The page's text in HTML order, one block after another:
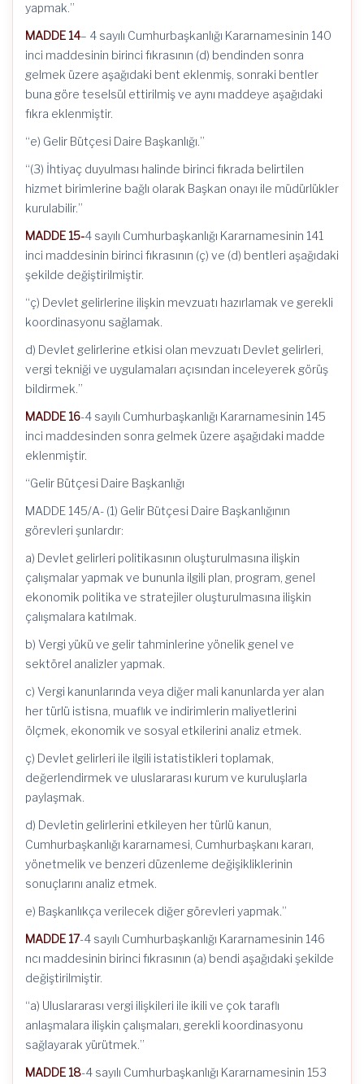
yapmak.”
MADDE 14– 4 sayılı Cumhurbaşkanlığı Kararnamesinin 140
inci maddesinin birinci fıkrasının (d) bendinden sonra
gelmek üzere aşağıdaki bent eklenmiş, sonraki bentler
buna göre teselsül ettirilmiş ve aynı maddeye aşağıdaki
fıkra eklenmiştir.
“e) Gelir Bütçesi Daire Başkanlığı.”
“(3) İhtiyaç duyulması halinde birinci fıkrada belirtilen
hizmet birimlerine bağlı olarak Başkan onayı ile müdürlükler
kurulabilir.”
MADDE 15-4 sayılı Cumhurbaşkanlığı Kararnamesinin 141
inci maddesinin birinci fıkrasının (ç) ve (d) bentleri aşağıdaki
şekilde değiştirilmiştir.
“ç) Devlet gelirlerine ilişkin mevzuatı hazırlamak ve gerekli
koordinasyonu sağlamak.
d) Devlet gelirlerine etkisi olan mevzuatı Devlet gelirleri,
vergi tekniği ve uygulamaları açısından inceleyerek görüş
bildirmek.”
MADDE 16-4 sayılı Cumhurbaşkanlığı Kararnamesinin 145
inci maddesinden sonra gelmek üzere aşağıdaki madde
eklenmiştir.
“Gelir Bütçesi Daire Başkanlığı
MADDE 145/A- (1) Gelir Bütçesi Daire Başkanlığının
görevleri şunlardır:
a) Devlet gelirleri politikasının oluşturulmasına ilişkin
çalışmalar yapmak ve bununla ilgili plan, program, genel
ekonomik politika ve stratejiler oluşturulmasına ilişkin
çalışmalara katılmak.
b) Vergi yükü ve gelir tahminlerine yönelik genel ve
sektörel analizler yapmak.
c) Vergi kanunlarında veya diğer mali kanunlarda yer alan
her türlü istisna, muaflık ve indirimlerin maliyetlerini
ölçmek, ekonomik ve sosyal etkilerini analiz etmek.
ç) Devlet gelirleri ile ilgili istatistikleri toplamak,
değerlendirmek ve uluslararası kurum ve kuruluşlarla
paylaşmak.
d) Devletin gelirlerini etkileyen her türlü kanun,
Cumhurbaşkanlığı kararnamesi, Cumhurbaşkanı kararı,
yönetmelik ve benzeri düzenleme değişikliklerinin
sonuçlarını analiz etmek.
e) Başkanlıkça verilecek diğer görevleri yapmak.”
MADDE 17-4 sayılı Cumhurbaşkanlığı Kararnamesinin 146
ncı maddesinin birinci fıkrasının (a) bendi aşağıdaki şekilde
değiştirilmiştir.
“a) Uluslararası vergi ilişkileri ile ikili ve çok taraflı
anlaşmalara ilişkin çalışmaları, gerekli koordinasyonu
sağlayarak yürütmek.”
MADDE 18-4 sayılı Cumhurbaşkanlığı Kararnamesinin 153